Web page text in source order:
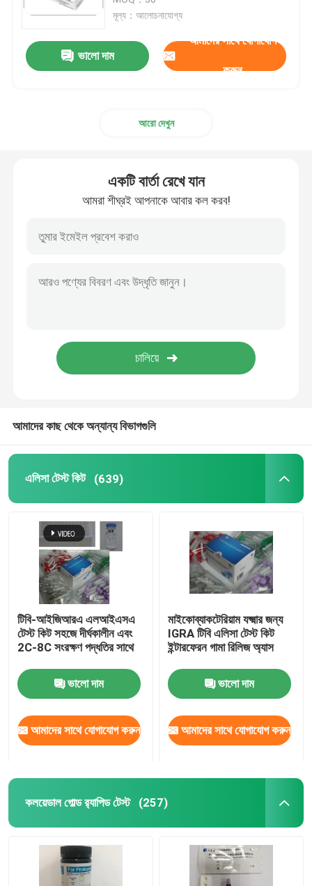
পিসিআর বিকারক
চীন কোভিড-১৯ পরীক্ষা
সম্পূর্ণ স্বয়ংক্রিয় বিশ্লেষক
ভেটেরিনারি টেস্ট কিট
টিউমার মার্কার টেস্ট
মূল্য：আলোচনাযোগ্য
ভালো দাম
আমাদের সাথে যোগাযোগ
করুন
আরো দেখুন
একটি বার্তা রেখে যান
আমরা শীঘ্রই আপনাকে আবার কল করব!
আমাদের কাছ থেকে অন্যান্য বিভাগগুলি
এলিসা টেস্ট কিট (639)
টিবি-আইজিআরএ এলআইএসএ
টেস্ট কিট সহজে দীর্ঘকালীন এবং
2C-8C সংরক্ষণ পদ্ধতির সাথে
ভালো দাম
আমাদের সাথে যোগাযোগ করুন
মাইকোব্যাকটেরিয়াম যক্ষ্মার জন্য
IGRA টিবি এলিসা টেস্ট কিট
ইন্টারফেরন গামা রিলিজ অ্যাস
ভালো দাম
আমাদের সাথে যোগাযোগ করুন
কলয়েডাল গোল্ড র‍্যাপিড টেস্ট (257)